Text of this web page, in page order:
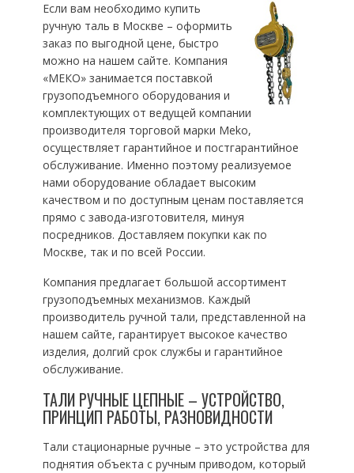
Если вам необходимо купить
ручную таль в Москве – оформить
заказ по выгодной цене, быстро
можно на нашем сайте. Компания
«МЕКО» занимается поставкой
грузоподъемного оборудования и
комплектующих от ведущей компании
производителя торговой марки Meko,
осуществляет гарантийное и постгарантийное
обслуживание. Именно поэтому реализуемое
нами оборудование обладает высоким
качеством и по доступным ценам поставляется
прямо с завода-изготовителя, минуя
посредников. Доставляем покупки как по
Москве, так и по всей России.
Компания предлагает большой ассортимент
грузоподъемных механизмов. Каждый
производитель ручной тали, представленной на
нашем сайте, гарантирует высокое качество
изделия, долгий срок службы и гарантийное
обслуживание.
ТАЛИ РУЧНЫЕ ЦЕПНЫЕ – УСТРОЙСТВО,
ПРИНЦИП РАБОТЫ, РАЗНОВИДНОСТИ
Тали стационарные ручные – это устройства для
поднятия объекта с ручным приводом, который